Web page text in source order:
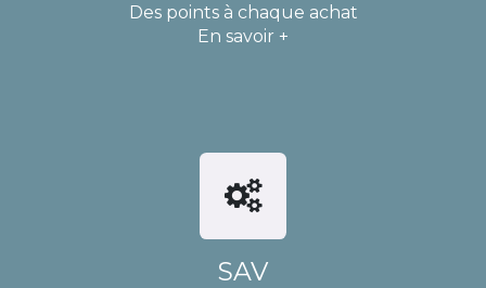
Des points à chaque achat
En savoir +
SAV